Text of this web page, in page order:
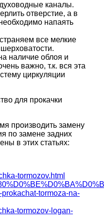
каналы.
отверстие, а в
напаять
все мелкие
наличие облоя и
важно, т.к. вся эта
циркуляции
для прокачки
производить замену
по замене задних
в этих статьях:
tormozov.html
tormoza-na-
tormozov-logan-